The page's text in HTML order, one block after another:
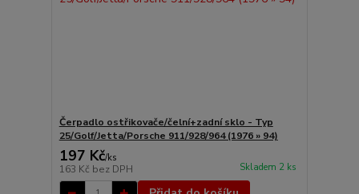
Čerpadlo ostřikovače/čelní+zadní sklo - Typ
25/Golf/Jetta/Porsche 911/928/964 (1976 » 94)
197 Kč/ks
163 Kč bez DPH Skladem 2 ks